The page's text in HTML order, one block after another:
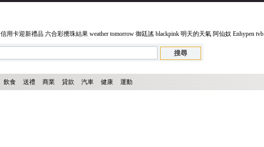
信用卡迎新禮品 六合彩攪珠結果 weather tomorrow 御廷謠 blackpink 明天的天氣 阿仙奴 Enhypen tvb
飲食 送禮 商業 貸款 汽車 健康 運動